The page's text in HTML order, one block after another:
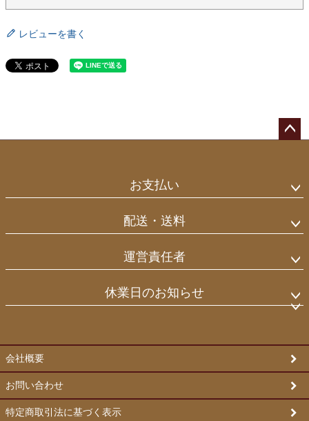
レビューを書く
お支払い
配送・送料
運営責任者
休業日のお知らせ
会社概要
お問い合わせ
特定商取引法に基づく表示